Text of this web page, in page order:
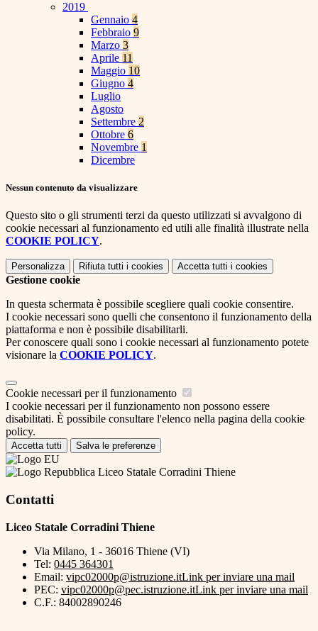
2019
Gennaio 4
Febbraio 9
Marzo 3
Aprile 11
Maggio 10
Giugno 4
Luglio
Agosto
Settembre 2
Ottobre 6
Novembre 1
Dicembre
Nessun contenuto da visualizzare
Questo sito o gli strumenti terzi da questo utilizzati si avvalgono di
cookie necessari al funzionamento ed utili alle finalità illustrate nella
COOKIE POLICY.
Personalizza Rifiuta tutti i cookies Accetta tutti i cookies
Gestione cookie
In questa schermata è possibile scegliere quali cookie consentire.
I cookie necessari sono quelli che consentono il funzionamento della
piattaforma e non è possibile disabilitarli.
Per conoscere quali sono i cookie necessari al funzionamento potete
visionare la COOKIE POLICY.
Cookie necessari per il funzionamento
I cookie necessari per il funzionamento non possono essere
disabilitati. È possibile consultare l'elenco nella pagina della cookie
policy.
Accetta tutti Salva le preferenze
Liceo Statale Corradini Thiene
Contatti
Liceo Statale Corradini Thiene
Via Milano, 1 - 36016 Thiene (VI)
Tel: 0445 364301
Email: vipc02000p@istruzione.itLink per inviare una mail
PEC: vipc02000p@pec.istruzione.itLink per inviare una mail
C.F.: 84002890246